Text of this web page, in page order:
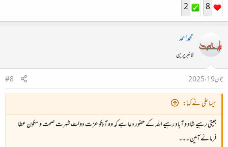
8
2
محمداحمد
لائبریرین
جون 19، 2025
#8
سیما علی نے کہا:
جیتی رہیے شاد و آباد رہیے اللہ کے حضور دعا ہے کہ وہ آپکو عزت دولت شہرت صحت و سکون عطا
فرمائے آمین ۔۔۔